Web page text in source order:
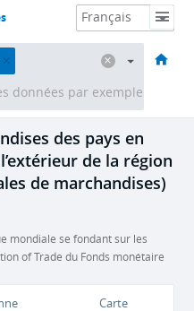
Données et ressources À propos
des pays en
de la région
de marchandises)
mondiale se fondant sur les
of Trade du Fonds monétaire
Carte